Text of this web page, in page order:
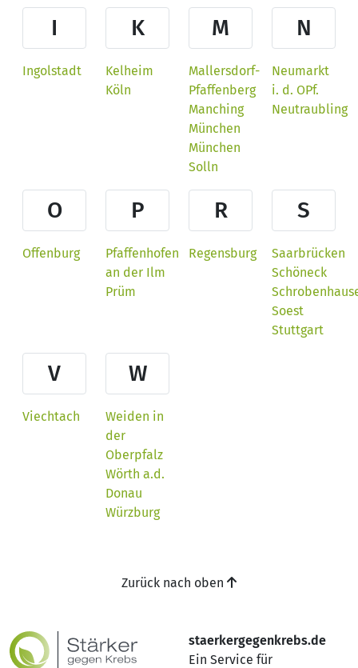
I
Ingolstadt
K
Kelheim
Köln
M
Mallersdorf-
Pfaffenberg
Manching
München
München
Solln
N
Neumarkt
i. d. OPf.
Neutraubling
O
Offenburg
P
Pfaffenhofen
an der Ilm
Prüm
R
Regensburg
S
Saarbrücken
Schöneck
Soest
Stuttgart
V
Viechtach
W
Weiden in
der
Oberpfalz
Wörth a.d.
Donau
Würzburg
staerkergegenkrebs.de
Ein Service für
Zurück nach oben